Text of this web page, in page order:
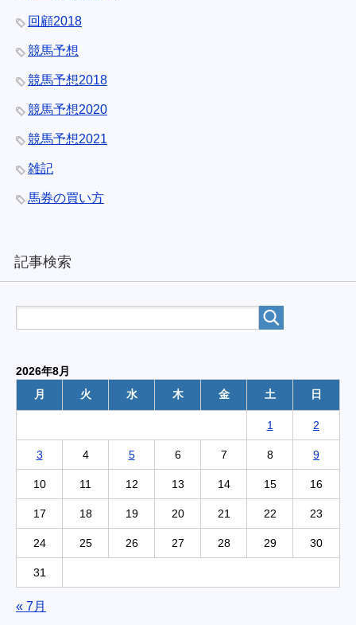
回顧2018
競馬予想
競馬予想2018
競馬予想2020
競馬予想2021
雑記
馬券の買い方
記事検索
2026年8月
月
火 水 木 金 土 日
1 2
3 4 5 6 7 8 9
10 11 12 13 14 15 16
17 18 19 20 21 22 23
24 25 26 27 28 29 30
31
« 7月